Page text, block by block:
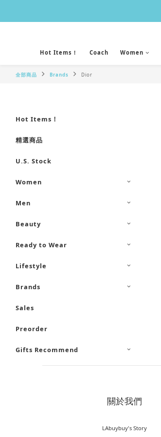
Hot Items！ Coach Women
全部商品 Brands Dior
Hot Items！
精選商品
U.S. Stock
Women
Men
Beauty
Ready to Wear
Lifestyle
Brands
Sales
Preorder
Gifts Recommend
關於我們
LAbuybuy's Story